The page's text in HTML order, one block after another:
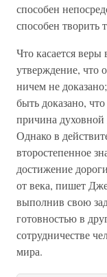
способен
способен творить
Что касается веры
утверждение, что
ничем не
быть доказано,
причина духовной
Однако в
второстепенное
достижение
от века, пишет
выполнив свою
готовностью в
сотрудничестве
мира.